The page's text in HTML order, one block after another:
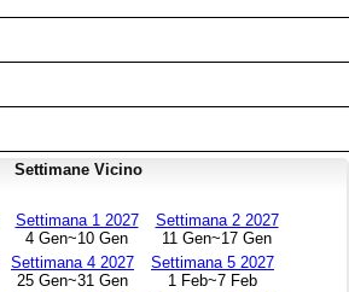
Settimane Vicino
Settimana 1 2027
4 Gen~10 Gen
Settimana 2 2027
11 Gen~17 Gen
Settimana 4 2027
25 Gen~31 Gen
Settimana 5 2027
1 Feb~7 Feb